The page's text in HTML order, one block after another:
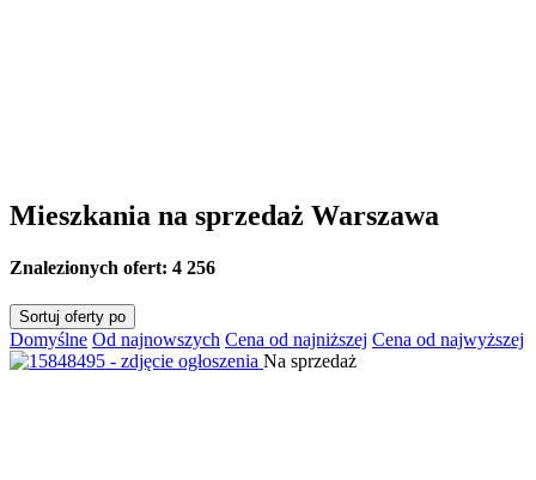
Mieszkania na sprzedaż Warszawa
Znalezionych ofert: 4 256
Sortuj oferty po
Domyślne Od najnowszych Cena od najniższej Cena od najwyższej
Na sprzedaż